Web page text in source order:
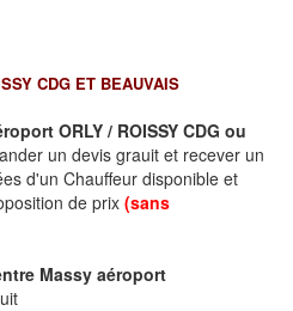
CDG ET BEAUVAIS
ORLY / ROISSY CDG ou
un devis grauit et recever un
d'un Chauffeur disponible et
de prix (sans
Massy aéroport